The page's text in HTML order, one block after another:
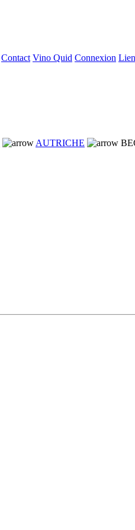
Contact Vino Quid Connexion
AUTRICHE